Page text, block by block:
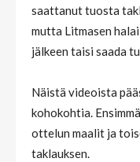
saattanut tuosta
mutta Litmasen
jälkeen taisi saada
Näistä videoista
kohokohtia.
ottelun maalit ja
taklauksen.